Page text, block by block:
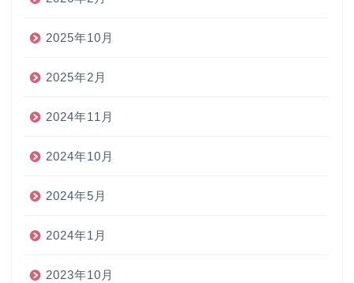
2025年10月
2025年2月
2024年11月
2024年10月
2024年5月
2024年1月
2023年10月